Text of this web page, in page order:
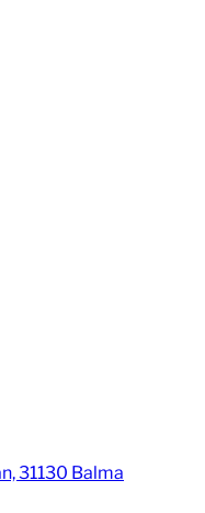
31130 Balma